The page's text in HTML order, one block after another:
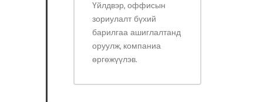
Үйлдвэр, оффисын
зориулалт бүхий
барилгаа ашиглалтанд
оруулж, компаниа
өргөжүүлэв.